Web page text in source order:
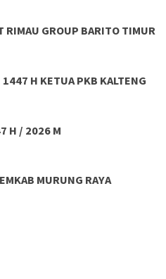
RIMAU GROUP BARITO TIMUR
H KETUA PKB KALTENG
H / 2026 M
MURUNG RAYA